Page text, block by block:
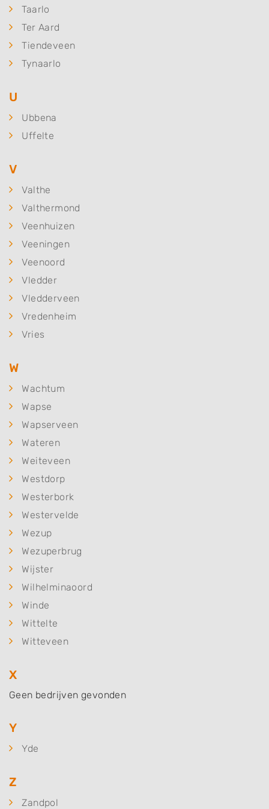
Taarlo
Ter Aard
Tiendeveen
Tynaarlo
U
Ubbena
Uffelte
V
Valthe
Valthermond
Veenhuizen
Veeningen
Veenoord
Vledder
Vledderveen
Vredenheim
Vries
W
Wachtum
Wapse
Wapserveen
Wateren
Weiteveen
Westdorp
Westerbork
Westervelde
Wezup
Wezuperbrug
Wijster
Wilhelminaoord
Winde
Wittelte
Witteveen
X
Geen bedrijven gevonden
Y
Yde
Z
Zandpol